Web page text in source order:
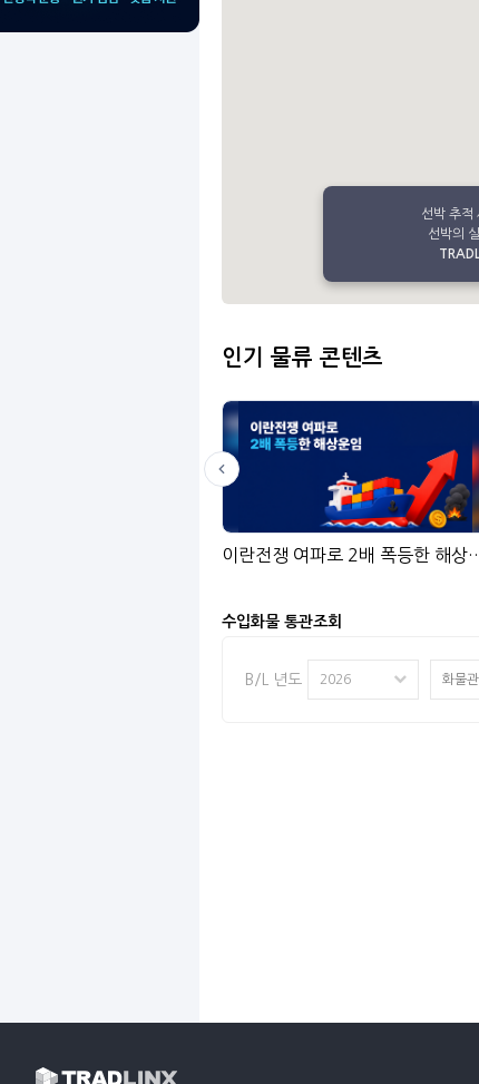
선박 추적
선박의
인기 물류 콘텐츠
LinGo
이란전쟁 여파로 2배 폭등한 해상운임:
수입화물 통관조회
B/L 년도 2026